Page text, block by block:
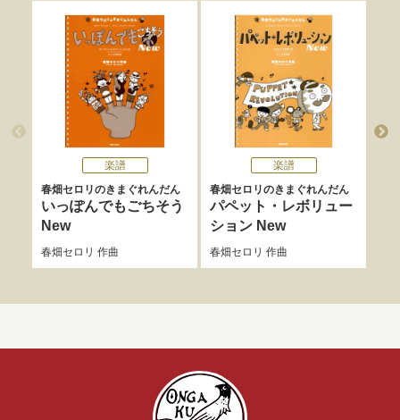
楽譜
春畑セロリのきまぐれんだん
いっぽんでもごちそう
New
春畑セロリ 作曲
楽譜
春畑セロリのきまぐれんだん
パペット・レボリュー
ション New
春畑セロリ 作曲